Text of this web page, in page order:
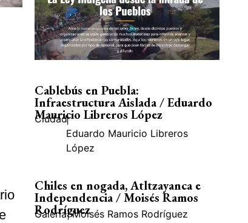
Cablebús en Puebla:
Infraestructura Aislada / Eduardo
Mauricio Libreros López
Ciudad|
Eduardo Mauricio Libreros
López
Chiles en nogada, Atltzayanca e
Independencia / Moisés Ramos
Rodríguez
Galería| Moisés Ramos Rodríguez